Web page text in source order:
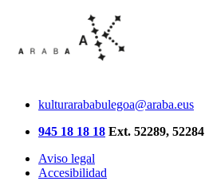
kulturarababulegoa@araba.eus
945 18 18 18 Ext. 52289, 52284
Aviso legal
Accesibilidad